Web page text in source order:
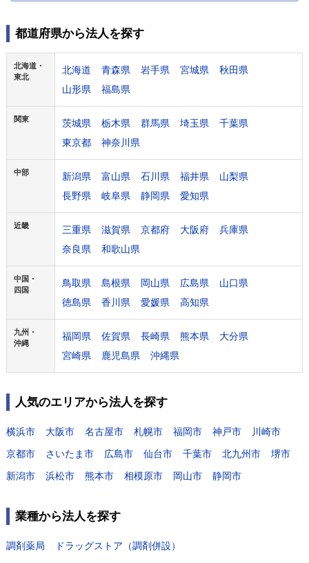
都道府県から法人を探す
北海道・
東北
北海道 青森県 岩手県 宮城県
秋田県
山形県
福島県
関東 茨城県 栃木県 群馬県 埼玉県
千葉県
東京都
神奈川県
中部 新潟県 富山県 石川県 福井県
山梨県
長野県
岐阜県 静岡県 愛知県
近畿 三重県 滋賀県 京都府 大阪府
兵庫県
奈良県
和歌山県
中国・
四国
鳥取県 島根県 岡山県 広島県
山口県
徳島県
香川県 愛媛県 高知県
九州・
沖縄
福岡県 佐賀県 長崎県 熊本県
大分県
宮崎県
鹿児島県 沖縄県
人気のエリアから法人を探す
横浜市 大阪市 名古屋市 札幌市 福岡市 神戸市
川崎市
京都市
さいたま市 広島市 仙台市 千葉市 北九州市
堺市
新潟市
浜松市 熊本市 相模原市 岡山市 静岡市
業種から法人を探す
調剤薬局
ドラッグストア（調剤併設）